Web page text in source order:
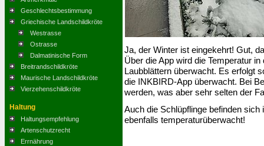
Geschlechtsbestimmung
Griechische Landschildkröte
Westrasse
Ostrasse
Dalmatinische Form
Breitrandschildkröte
Maurische Landschildkröte
Vierzehenschildkröte
Haltung
Haltungsempfehlung
Artenschutzrecht
Errnährung
Ja, der Winter ist eingekehrt! Gut,
Über die App wird die Temperatur
Laubblättern überwacht. Es erfolgt
die INKBIRD-App überwacht. Bei
werden, was aber sehr selten der
Auch die Schlüpflinge befinden
ebenfalls temperaturüberwacht!